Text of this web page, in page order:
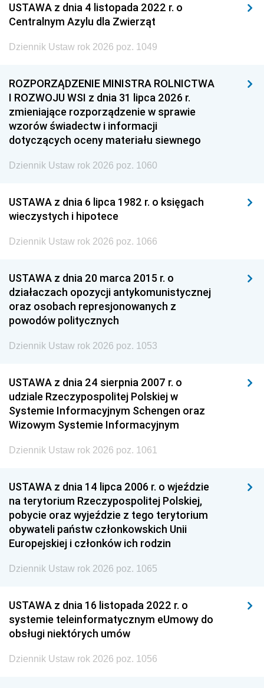
USTAWA z dnia 4 listopada 2022 r. o
Centralnym Azylu dla Zwierząt
Dziennik Ustaw rok 2026 poz. 1049
ROZPORZĄDZENIE MINISTRA ROLNICTWA
I ROZWOJU WSI z dnia 31 lipca 2026 r.
zmieniające rozporządzenie w sprawie
wzorów świadectw i informacji
dotyczących oceny materiału siewnego
Dziennik Ustaw rok 2026 poz. 1060
USTAWA z dnia 6 lipca 1982 r. o księgach
wieczystych i hipotece
Dziennik Ustaw rok 2026 poz. 1066
USTAWA z dnia 20 marca 2015 r. o
działaczach opozycji antykomunistycznej
oraz osobach represjonowanych z
powodów politycznych
Dziennik Ustaw rok 2026 poz. 1053
USTAWA z dnia 24 sierpnia 2007 r. o
udziale Rzeczypospolitej Polskiej w
Systemie Informacyjnym Schengen oraz
Wizowym Systemie Informacyjnym
Dziennik Ustaw rok 2026 poz. 1061
USTAWA z dnia 14 lipca 2006 r. o wjeździe
na terytorium Rzeczypospolitej Polskiej,
pobycie oraz wyjeździe z tego terytorium
obywateli państw członkowskich Unii
Europejskiej i członków ich rodzin
Dziennik Ustaw rok 2026 poz. 1065
USTAWA z dnia 16 listopada 2022 r. o
systemie teleinformatycznym eUmowy do
obsługi niektórych umów
Dziennik Ustaw rok 2026 poz. 1056